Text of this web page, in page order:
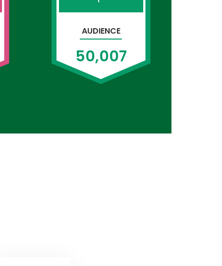
AUDIENCE
50,007